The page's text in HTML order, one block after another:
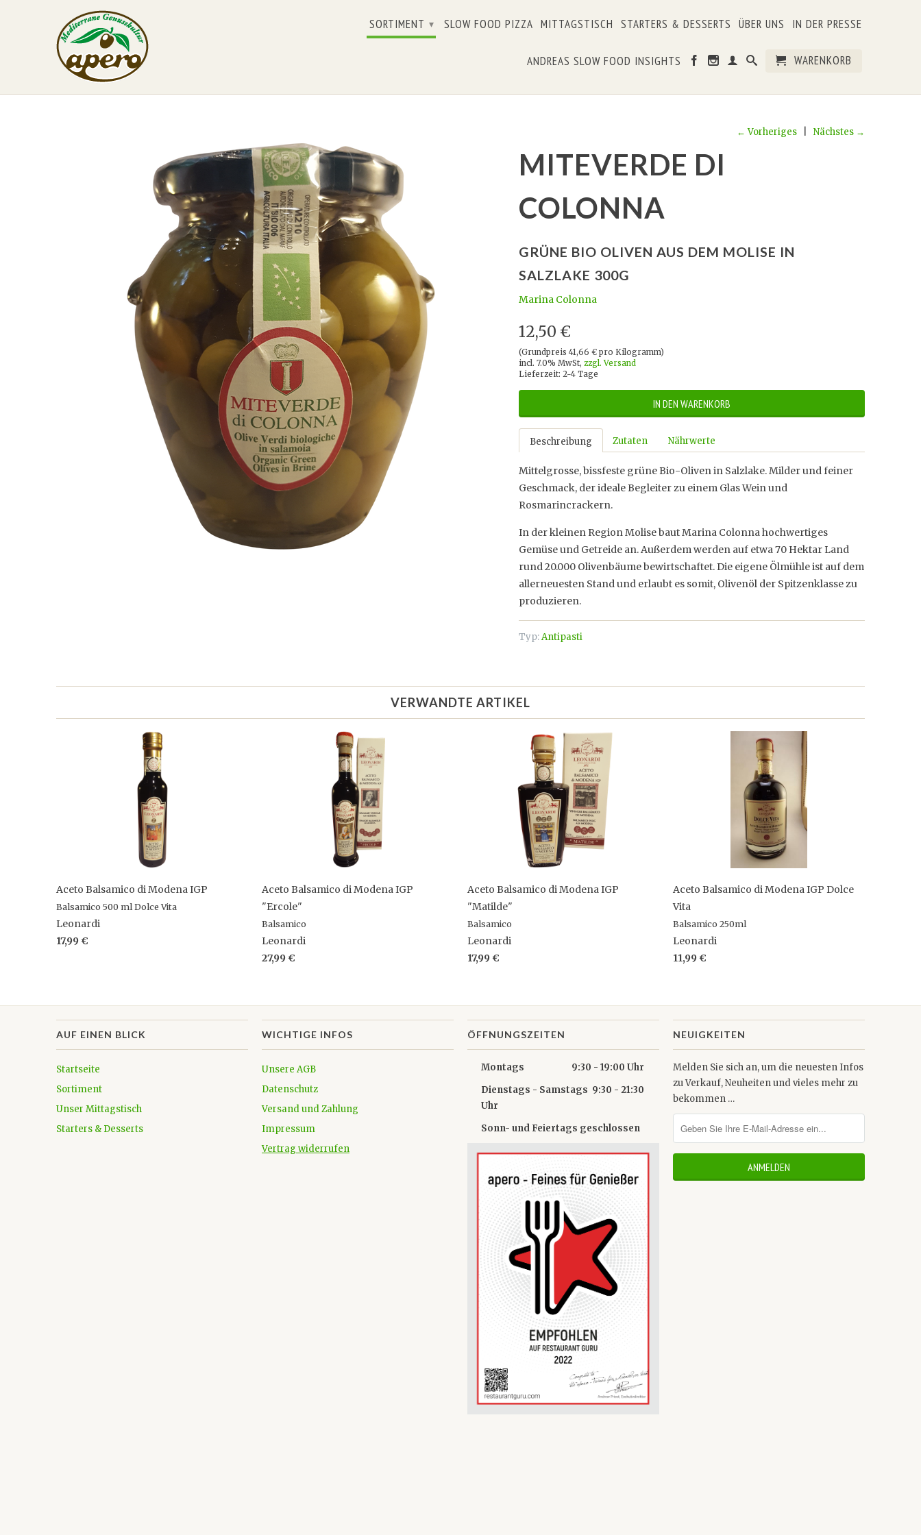
SORTIMENT ▾ SLOW FOOD PIZZA MITTAGSTISCH STARTERS & DESSERTS ÜBER UNS IN DER PRESSE
ANDREAS SLOW FOOD INSIGHTS WARENKORB
← Vorheriges Nächstes →
MITEVERDE DI
COLONNA
GRÜNE BIO OLIVEN AUS DEM MOLISE IN
SALZLAKE 300G
Marina Colonna
12,50 €
(Grundpreis 41,66 € pro Kilogramm)
incl. 7.0% MwSt, zzgl. Versand
Lieferzeit: 2-4 Tage
IN DEN WARENKORB
Beschreibung Zutaten Nährwerte
Mittelgrosse, bissfeste grüne Bio-Oliven in Salzlake. Milder und feiner
Geschmack, der ideale Begleiter zu einem Glas Wein und
Rosmarincrackern.
In der kleinen Region Molise baut Marina Colonna hochwertiges
Gemüse und Getreide an. Außerdem werden auf etwa 70 Hektar Land
rund 20.000 Olivenbäume bewirtschaftet. Die eigene Ölmühle ist auf dem
allerneuesten Stand und erlaubt es somit, Olivenöl der Spitzenklasse zu
produzieren.
Typ:Antipasti
VERWANDTE ARTIKEL
Aceto Balsamico di Modena IGP
Balsamico 500 ml Dolce Vita
Leonardi
17,99 €
Aceto Balsamico di Modena IGP
"Ercole"
Balsamico
Leonardi
27,99 €
Aceto Balsamico di Modena IGP
"Matilde"
Balsamico
Leonardi
17,99 €
Aceto Balsamico di Modena IGP Dolce
Vita
Balsamico 250ml
Leonardi
11,99 €
AUF EINEN BLICK
Startseite
Sortiment
Unser Mittagstisch
Starters & Desserts
WICHTIGE INFOS
Unsere AGB
Datenschutz
Versand und Zahlung
Impressum
Vertrag widerrufen
ÖFFNUNGSZEITEN
Montags 9:30 - 19:00 Uhr
Dienstags - Samstags 9:30 - 21:30
Uhr
Sonn- und Feiertags geschlossen
NEUIGKEITEN
Melden Sie sich an, um die neuesten Infos
zu Verkauf, Neuheiten und vieles mehr zu
bekommen …